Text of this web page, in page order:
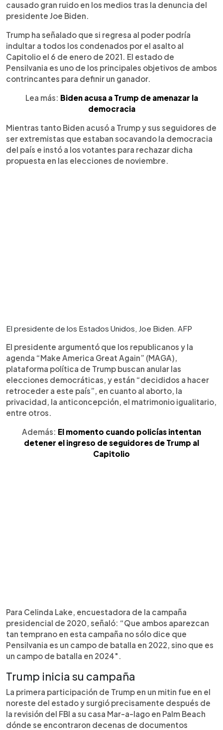
causado gran ruido en los medios tras la denuncia del
presidente Joe Biden.
Trump ha señalado que si regresa al poder podría
indultar a todos los condenados por el asalto al
Capitolio el 6 de enero de 2021. El estado de
Pensilvania es uno de los principales objetivos de ambos
contrincantes para definir un ganador.
Lea más: Biden acusa a Trump de amenazar la
democracia
Mientras tanto Biden acusó a Trump y sus seguidores de
ser extremistas que estaban socavando la democracia
del país e instó a los votantes para rechazar dicha
propuesta en las elecciones de noviembre.
El presidente de los Estados Unidos, Joe Biden. AFP
El presidente argumentó que los republicanos y la
agenda “Make America Great Again” (MAGA),
plataforma política de Trump buscan anular las
elecciones democráticas, y están “decididos a hacer
retroceder a este país”, en cuanto al aborto, la
privacidad, la anticoncepción, el matrimonio igualitario,
entre otros.
Además: El momento cuando policías intentan
detener el ingreso de seguidores de Trump al
Capitolio
Para Celinda Lake, encuestadora de la campaña
presidencial de 2020, señaló: “Que ambos aparezcan
tan temprano en esta campaña no sólo dice que
Pensilvania es un campo de batalla en 2022, sino que es
un campo de batalla en 2024″.
Trump inicia su campaña
La primera participación de Trump en un mitin fue en el
noreste del estado y surgió precisamente después de
la revisión del FBI a su casa Mar-a-lago en Palm Beach
dónde se encontraron decenas de documentos